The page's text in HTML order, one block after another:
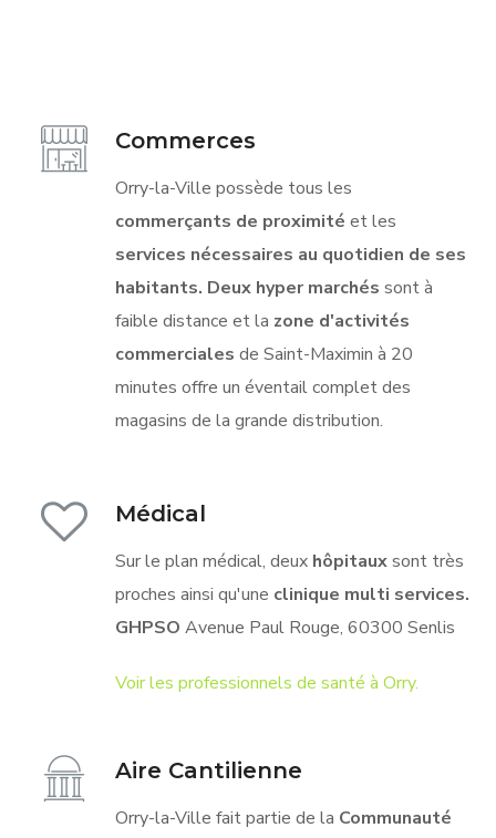
Commerces
Orry-la-Ville possède tous les
commerçants de proximité et les
services nécessaires au quotidien de ses
habitants. Deux hyper marchés sont à
faible distance et la zone d'activités
commerciales de Saint-Maximin à 20
minutes offre un éventail complet des
magasins de la grande distribution.
Médical
Sur le plan médical, deux hôpitauxsont très
proches ainsi qu'une clinique multi services.
GHPSO Avenue Paul Rouge, 60300 Senlis
Voir les professionnels de santé à Orry.
Aire Cantilienne
Orry-la-Ville fait partie de la Communauté